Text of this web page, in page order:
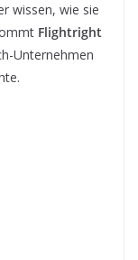
wissen, wie sie
Flightright
Unternehmen